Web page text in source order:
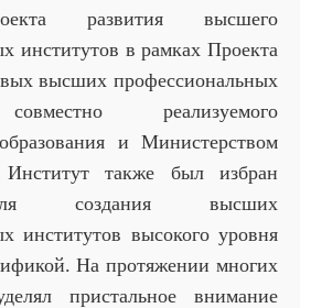
развития высшего
институтов в рамках Проекта
высших профессиональных
реализуемого
и Министерством
также был избран
создания высших
институтов высокого уровня
На протяжении многих
пристальное внимание